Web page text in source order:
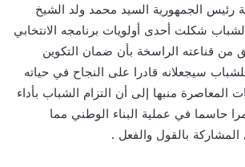
رئيس الجمهورية السيد محمد ولد الشيخ
شكلت أحدى أولويات برنامجه الانتخابي
من قناعته الراسخة بأن ضمان التكوين
سيجعلانه قادرا على النجاح في حياته
المعاصرة منبها إلى أن التزام الشباب بأداء
حاسما في عملية البناء الوطني مما
بالقول والفعل .